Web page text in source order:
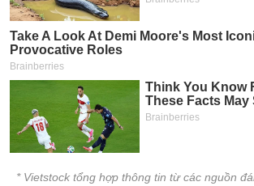
* Vietstock tổng hợp thông tin từ các nguồn